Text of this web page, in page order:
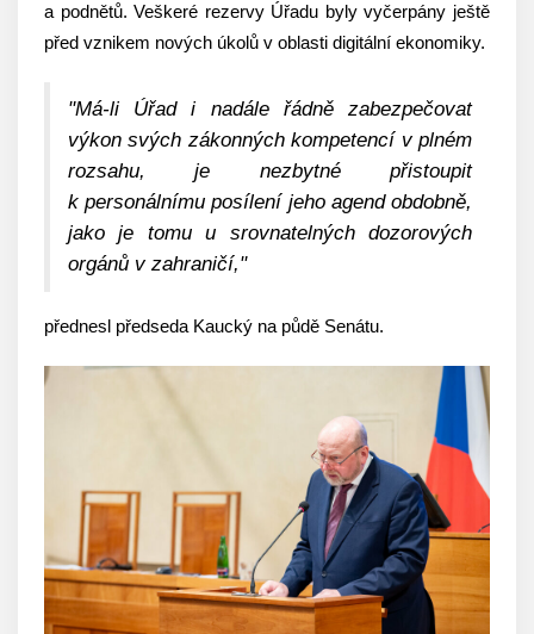
a podnětů. Veškeré rezervy Úřadu byly vyčerpány ještě
před vznikem nových úkolů v oblasti digitální ekonomiky.
"Má-li Úřad i nadále řádně zabezpečovat
výkon svých zákonných kompetencí v plném
rozsahu, je nezbytné přistoupit
k personálnímu posílení jeho agend obdobně,
jako je tomu u srovnatelných dozorových
orgánů v zahraničí,"
přednesl předseda Kaucký na půdě Senátu.